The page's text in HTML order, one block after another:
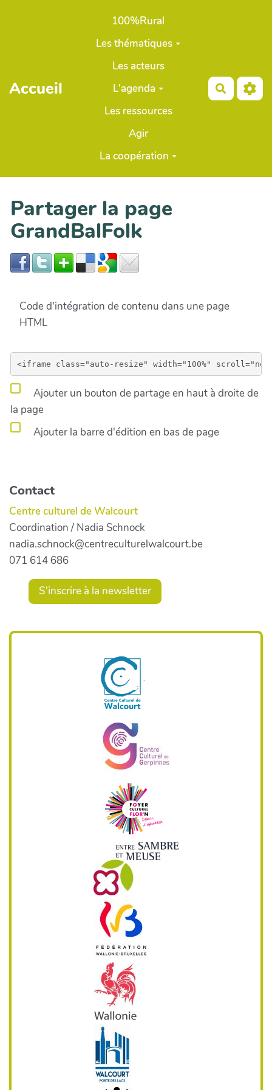
Aller au contenu principal
Accueil
100%Rural
Les thématiques
Les acteurs
L'agenda
Les ressources
Agir
La coopération
Partager la page
GrandBalFolk
Code d'intégration de contenu dans une page
HTML
Ajouter un bouton de partage en haut à droite de
la page
Ajouter la barre d'édition en bas de page
Contact
Centre culturel de Walcourt
Coordination / Nadia Schnock
nadia.schnock@centreculturelwalcourt.be
071 614 686
S'inscrire à la newsletter